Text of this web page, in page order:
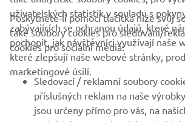
FIREMNÍ
B2B
VÍCE YAMAHA
uživatelských statistik v souladu s
zabývajících se ochranou údajů, které
pochopit, jak návštěvníci využívají naše
které zlepšují naše webové stránky,
marketingové úsilí.
Poskytnete-li pomocí tlačítka níže svůj
také soubory cookies pro sledování/
cookies pro sociální média:
Sledovací / reklamní soubory
příslušných reklam na naše
jsou určeny přímo pro vás, na
stránkách a na webových